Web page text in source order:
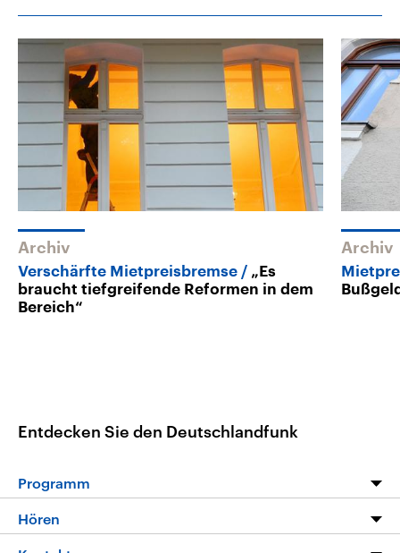
Archiv
Verschärfte Mietpreisbremse
„Es
braucht tiefgreifende Reformen in dem
Bereich“
Archiv
Entdecken Sie den Deutschlandfunk
Programm
Programm
Hören
Livestream